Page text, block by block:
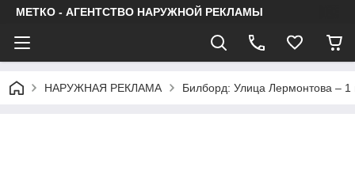
МЕТКО - АГЕНТСТВО НАРУЖНОЙ РЕКЛАМЫ
НАРУЖНАЯ РЕКЛАМА Билборд: Улица Лермонтова – 1